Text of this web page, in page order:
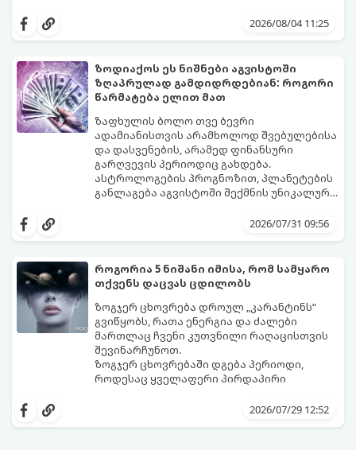
ყველაზე ბედნიერი თვე აღმოჩნდება.
2026/08/04 11:25
ზოდიაქოს ეს ნიშნები აგვისტოში
ზღაპრულად გამდიდრდებიან: როგორი
წარმატება ელით მათ
ზაფხულის ბოლო თვე ბევრი
ადამიანისთვის არამხოლოდ შვებულებისა
და დასვენების, არამედ ფინანსური
გარღვევის პერიოდიც გახდება.
ასტროლოგების პროგნოზით, პლანეტების
განლაგება აგვისტოში შექმნის უნიკალურ
ზოდიაქოს 4 ნიშანს ფინანსური წარმატების
შორის, ვისაც აგვისტოში ფინანსური
2026/07/31 09:56
როგორია 5 ნიშანი იმისა, რომ სამყარო
თქვენს დაცვას ცდილობს
ზოგჯერ ცხოვრება დროულ „კარანტინს“
გვიწყობს, რათა ენერგია და ძალები
მართლაც ჩვენი კუთვნილი რაღაცისთვის
შევინარჩუნოთ.
ზოგჯერ ცხოვრებაში დგება პერიოდი,
როდესაც ყველაფერი პირდაპირი
იშლება მნიშვნელოვანი გარიგებები,
2026/07/29 12:52